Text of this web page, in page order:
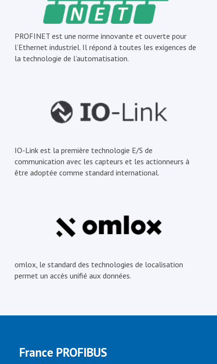
PROFINET est une norme innovante et ouverte pour
l’Ethernet industriel. Il répond à toutes les exigences de
la technologie de l’automatisation.
IO-Link est la première technologie E/S de
communication avec les capteurs et les actionneurs à
être adoptée comme standard international.
omlox, le standard des technologies de localisation
permet un accès unifié aux données.
France PROFIBUS